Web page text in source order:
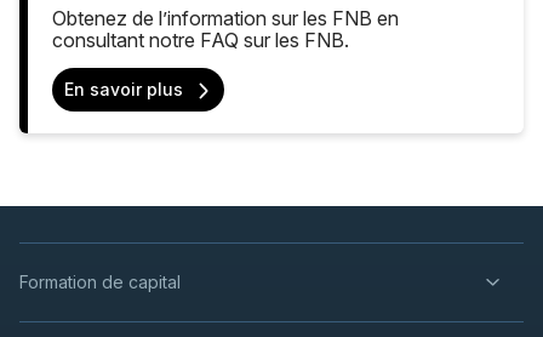
Obtenez de l’information sur les FNB en
consultant notre FAQ sur les FNB.
En savoir plus
Formation de capital